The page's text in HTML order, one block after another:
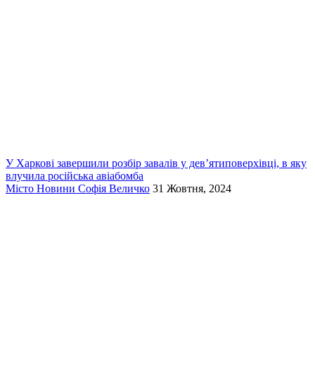
У Харкові завершили розбір завалів у дев’ятиповерхівці, в яку
влучила російська авіабомба
Місто Новини Софія Величко 31 Жовтня, 2024